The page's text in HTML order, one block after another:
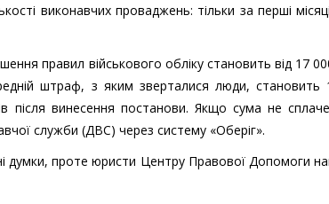
виконавчих проваджень: тільки за перші
правил військового обліку становить від 17
штраф, з яким зверталися люди, становить
винесення постанови. Якщо сума не
служби (ДВС) через систему «Оберіг».
думки, проте юристи Центру Правової Допомоги